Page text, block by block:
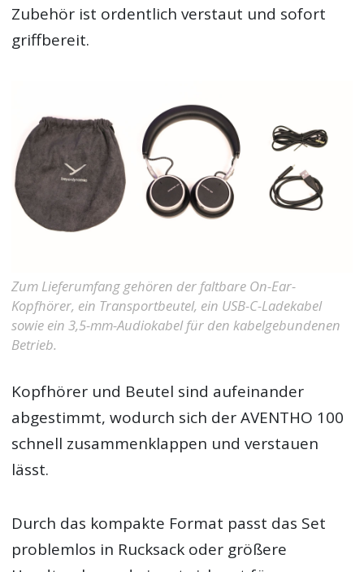
Zubehör ist ordentlich verstaut und sofort
griffbereit.
Zum Lieferumfang gehören der faltbare On-Ear-
Kopfhörer, ein Transportbeutel, ein USB-C-Ladekabel
sowie ein 3,5-mm-Audiokabel für den kabelgebundenen
Betrieb.
Kopfhörer und Beutel sind aufeinander
abgestimmt, wodurch sich der AVENTHO 100
schnell zusammenklappen und verstauen
lässt.
Durch das kompakte Format passt das Set
problemlos in Rucksack oder größere